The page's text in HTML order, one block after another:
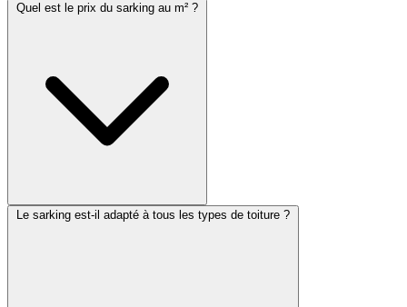
Quel est le prix du sarking au m² ?
Le sarking est-il adapté à tous les types de toiture ?